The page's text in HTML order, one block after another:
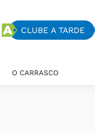
CLUBE A TARDE
O CARRASCO